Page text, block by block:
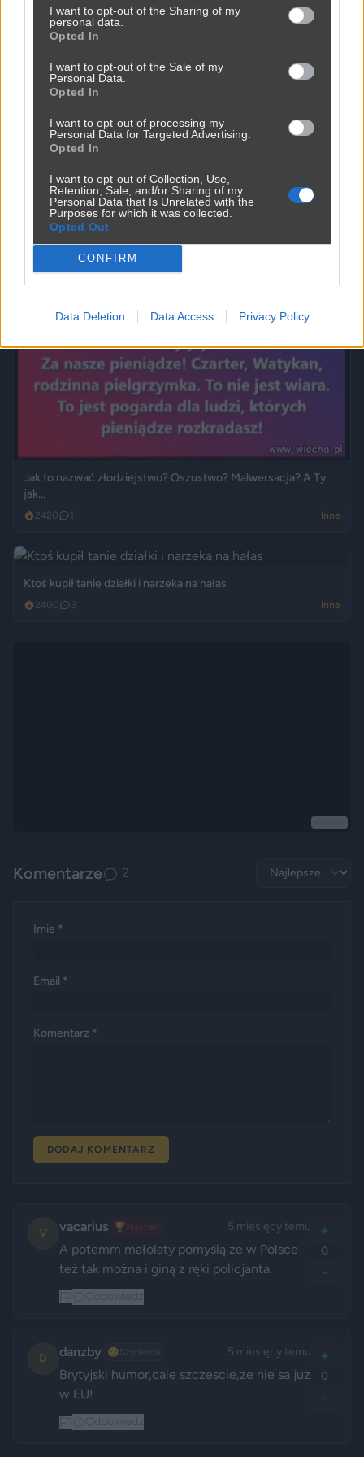
I want to opt-out of the Sharing of my
personal data.
Opted In
I want to opt-out of the Sale of my
Personal Data.
Opted In
I want to opt-out of processing my
Personal Data for Targeted Advertising.
Opted In
I want to opt-out of Collection, Use,
Retention, Sale, and/or Sharing of my
Personal Data that Is Unrelated with the
Purposes for which it was collected.
Opted Out
CONFIRM
Data Deletion Data Access Privacy Policy
Powinna do pakietu być
2450 9
Jak to nazwać złodziejstwo? Oszustwo? Malwersacja? A Ty
jak...
2420 1 Inne
Ktoś kupił tanie działki i narzeka na hałas
2400 3 Inne
Komentarze 2
Imie *
Email *
Komentarz *
DODAJ KOMENTARZ
V vacarius 🏆Master 5 miesięcy temu
A potemm małolaty pomyślą ze w Polsce
też tak można i giną z ręki policjanta.
+
0
-
D danzby 😏 5 miesięcy temu
Brytyjski humor,cale szczescie,ze nie sa juz
w EU!
+
0
-